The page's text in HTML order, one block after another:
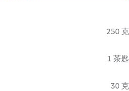
250 克
1 茶匙
30 克